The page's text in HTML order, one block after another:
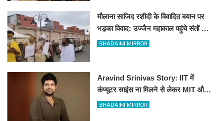
मौलाना साजिद रशीदी के विवादित बयान पर
भड़का विवाद: उज्जैन महाकाल पहुंचे संतों और
कांवड़ियों ने जताया कड़ा विरोध
BHADAINI MIRROR
Aravind Srinivas Story: IIT में
कंप्यूटर साइंस ना मिलने से लेकर MIT और
पहले स्टार्टअप में रिजेक्शन तक
BHADAINI MIRROR